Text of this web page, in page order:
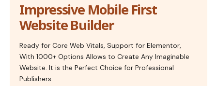
Impressive Mobile First
Website Builder
Ready for Core Web Vitals, Support for Elementor,
With 1000+ Options Allows to Create Any Imaginable
Website. It is the Perfect Choice for Professional
Publishers.